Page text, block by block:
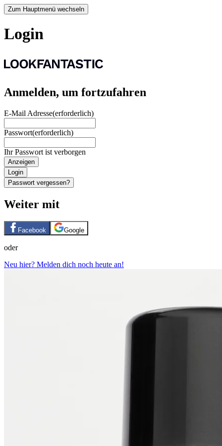
Zum Hauptmenü wechseln
Login
Anmelden, um fortzufahren
E-Mail Adresse(erforderlich)
Passwort(erforderlich)
Ihr Passwort ist verborgen
Anzeigen
Login
Passwort vergessen?
Weiter mit
Facebook Google
oder
Neu hier? Melden dich noch heute an!